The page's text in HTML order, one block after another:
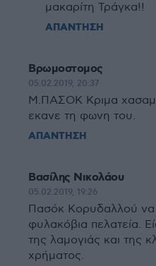
μακαρίτη Τράγκα!!
ΑΠΑΝΤΗΣΗ
Βρωμοστομος
05.02.2019, 20:37
Μ.ΠΑΣΟΚ Κριμα
εκανε τη φωνη του.
ΑΠΑΝΤΗΣΗ
Βασίλης Νικολάου
05.02.2019, 19:26
Πασόκ Κορυδαλλού να
φυλακόβια πελατεία.
της λαμογιάς και της
χρήματος.